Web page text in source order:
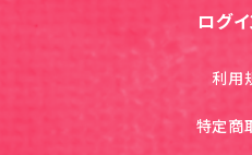
ログ
利用
特定商